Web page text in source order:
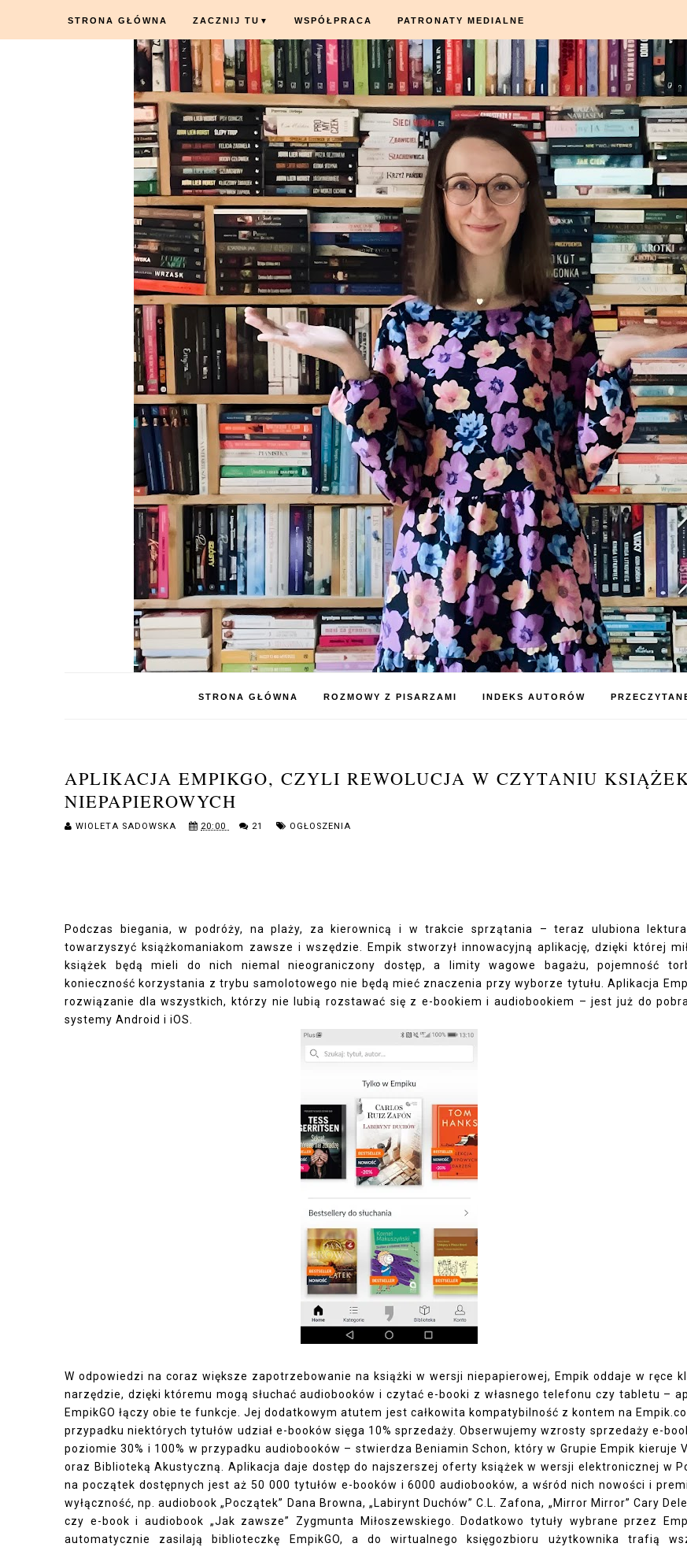
STRONA GŁÓWNA ZACZNIJ TU ▼ WSPÓŁPRACA PATRONATY MEDIALNE
STRONA GŁÓWNA ROZMOWY Z PISARZAMI INDEKS AUTORÓW
APLIKACJA EMPIKGO, CZYLI REWOLUCJA W CZYTANIU
NIEPAPIEROWYCH
WIOLETA SADOWSKA 20:00 21 OGŁOSZENIA
Podczas biegania, w podróży, na plaży, za kierownicą i w trakcie sprzątania – teraz ulubiona
towarzyszyć książkomaniakom zawsze i wszędzie. Empik stworzył innowacyjną aplikację, dzięki której
książek będą mieli do nich niemal nieograniczony dostęp, a limity wagowe bagażu, pojemność
konieczność korzystania z trybu samolotowego nie będą mieć znaczenia przy wyborze tytułu. Aplikacja
rozwiązanie dla wszystkich, którzy nie lubią rozstawać się z e-bookiem i audiobookiem – jest już do
systemy Android i iOS.
W odpowiedzi na coraz większe zapotrzebowanie na książki w wersji niepapierowej, Empik oddaje w ręce
narzędzie, dzięki któremu mogą słuchać audiobooków i czytać e-booki z własnego telefonu czy tabletu –
EmpikGO łączy obie te funkcje. Jej dodatkowym atutem jest całkowita kompatybilność z kontem na
przypadku niektórych tytułów udział e-booków sięga 10% sprzedaży. Obserwujemy wzrosty sprzedaży e-
poziomie 30% i 100% w przypadku audiobooków – stwierdza Beniamin Schon, który w Grupie Empik kieruje
oraz Biblioteką Akustyczną. Aplikacja daje dostęp do najszerszej oferty książek w wersji elektronicznej w
na początek dostępnych jest aż 50 000 tytułów e-booków i 6000 audiobooków, a wśród nich nowości i
wyłączność, np. audiobook „Początek” Dana Browna, „Labirynt Duchów” C.L. Zafona, „Mirror Mirror” Cary
czy e-book i audiobook „Jak zawsze” Zygmunta Miłoszewskiego. Dodatkowo tytuły wybrane przez
automatycznie zasilają biblioteczkę EmpikGO, a do wirtualnego księgozbioru użytkownika trafią